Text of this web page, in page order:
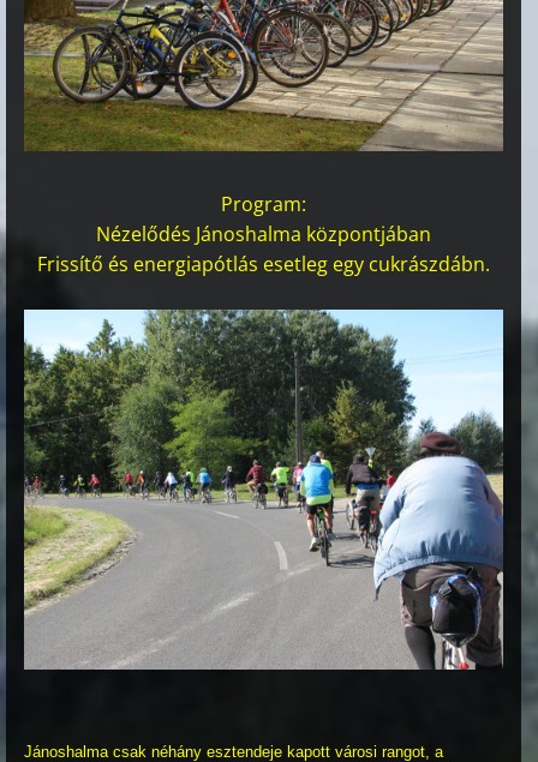
Program:
Nézelődés Jánoshalma központjában
Frissítő és energiapótlás esetleg egy cukrászdábn.
Jánoshalma csak néhány esztendeje kapott városi rangot, a